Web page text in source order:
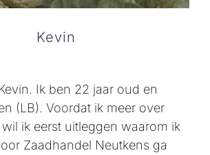
Kevin
Ik ben 22 jaar oud en
(LB). Voordat ik meer over
ik eerst uitleggen waarom ik
Zaadhandel Neutkens ga